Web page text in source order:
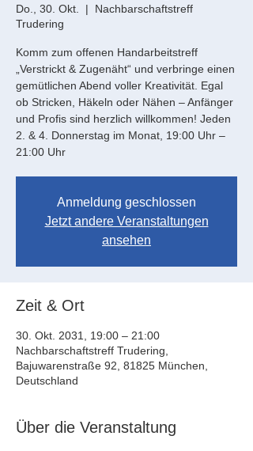
Do., 30. Okt.
  |
Nachbarschaftstreff
Trudering
Komm zum offenen Handarbeitstreff
„Verstrickt & Zugenäht“ und verbringe einen
gemütlichen Abend voller Kreativität. Egal
ob Stricken, Häkeln oder Nähen – Anfänger
und Profis sind herzlich willkommen! Jeden
2. & 4. Donnerstag im Monat, 19:00 Uhr –
21:00 Uhr
Anmeldung geschlossen
Jetzt andere Veranstaltungen
ansehen
Zeit & Ort
30. Okt. 2031, 19:00 – 21:00
Nachbarschaftstreff Trudering,
Bajuwarenstraße 92, 81825 München,
Deutschland
Über die Veranstaltung